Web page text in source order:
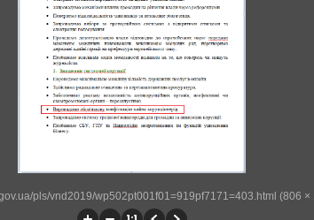
pls/vnd2019/wp502pt001f01=919pf7171=403.html (806 ×